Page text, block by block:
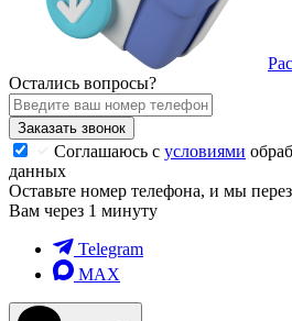
Остались вопросы?
Заказать звонок
Соглашаюсь с условиями
данных
Оставьте номер телефона, и мы
Вам через 1 минуту
Telegram
MAX